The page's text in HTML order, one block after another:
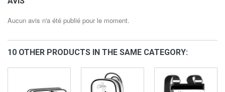
Aucun avis n'a été publié pour le moment.
10 OTHER PRODUCTS IN THE SAME CATEGORY: